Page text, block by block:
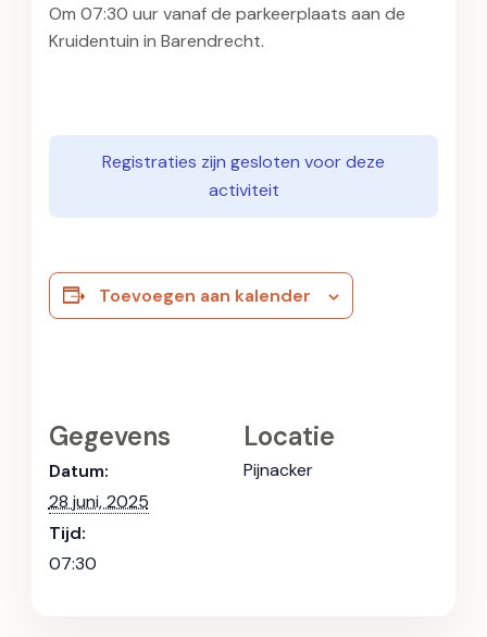
Om 07:30 uur vanaf de parkeerplaats aan de
Kruidentuin in Barendrecht.
Registraties zijn gesloten voor deze
activiteit
Toevoegen aan kalender
Gegevens
Datum:
28 juni, 2025
Tijd:
07:30
Locatie
Pijnacker